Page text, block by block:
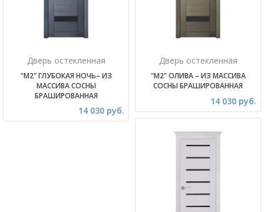
Дверь остекленная
"М2" ГЛУБОКАЯ НОЧЬ– ИЗ
МАССИВА СОСНЫ
БРАШИРОВАННАЯ
14 030 руб.
Дверь остекленная
"М2" ОЛИВА – ИЗ МАССИВА
СОСНЫ БРАШИРОВАННАЯ
14 030 руб.